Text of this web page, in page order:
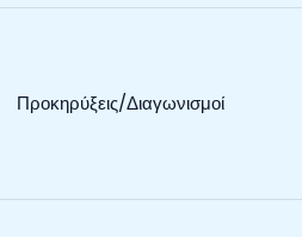
Προκηρύξεις/Διαγωνισμοί